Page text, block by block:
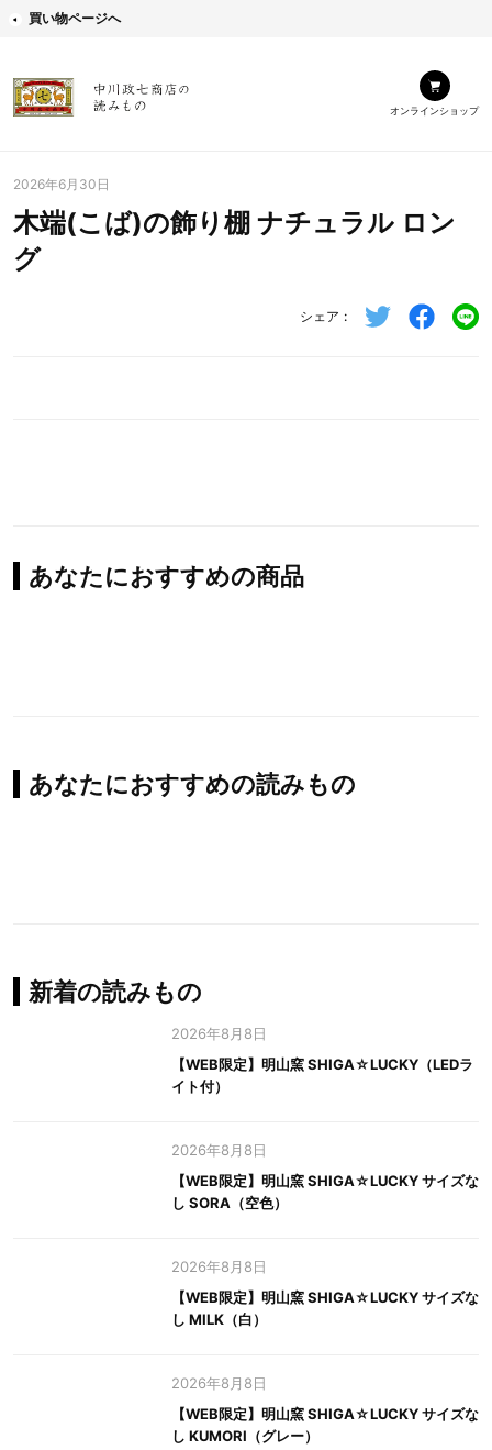
買い物ページへ
オンラインショップ
2026年6月30日
木端(こば)の飾り棚 ナチュラル ロン
グ
シェア
あなたにおすすめの商品
あなたにおすすめの読みもの
新着の読みもの
2026年8月8日
【WEB限定】明山窯 SHIGA☆LUCKY（LEDラ
イト付）
2026年8月8日
【WEB限定】明山窯 SHIGA☆LUCKY サイズな
し SORA（空色）
2026年8月8日
【WEB限定】明山窯 SHIGA☆LUCKY サイズな
し MILK（白）
2026年8月8日
【WEB限定】明山窯 SHIGA☆LUCKY サイズな
し KUMORI（グレー）